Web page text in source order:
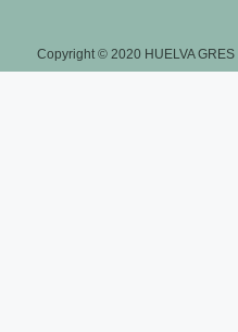
Copyright © 2020 HUELVA